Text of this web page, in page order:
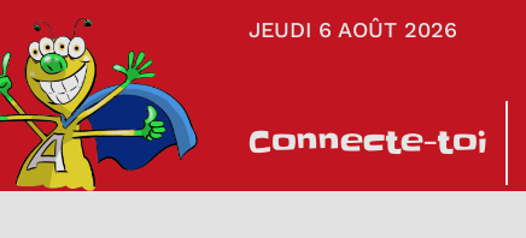
JEUDI 6 AOÛT 2026
Connecte-toi